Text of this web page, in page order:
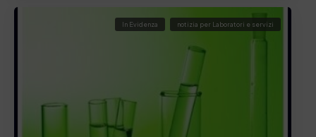
In Evidenza notizia per Laboratori e servizi